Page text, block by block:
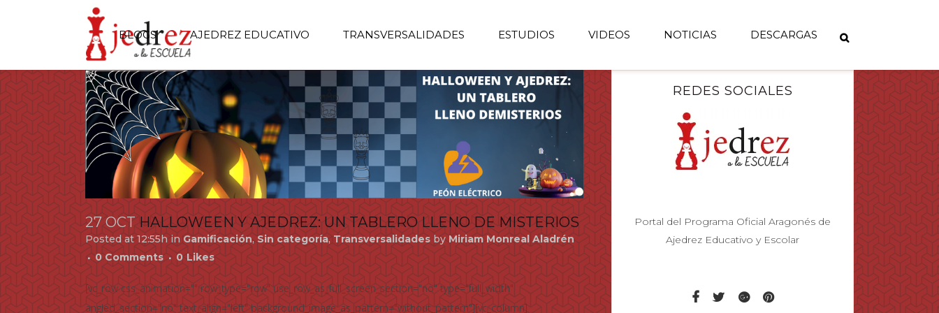
BLOGS AJEDREZ EDUCATIVO TRANSVERSALIDADES ESTUDIOS VIDEOS NOTICIAS DESCARGAS
27 OCT HALLOWEEN Y AJEDREZ: UN TABLERO LLENO DE MISTERIOS
Posted at 12:55hinGamificación,Sin categoría,Transversalidades byMiriam Monreal Aladrén
0 Comments
0 Likes
[vc_row css_animation="" row_type="row" use_row_as_full_screen_section="no" type="full_width"
angled_section="no" text_align="left" background_image_as_pattern="without_pattern"][vc_column]
REDES SOCIALES
Portal del Programa Oficial Aragonés de
Ajedrez Educativo y Escolar